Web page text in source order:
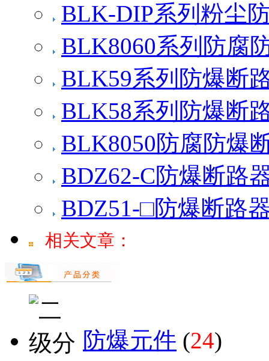
BLK-DIP系列粉尘
BLK8060系列防腐
BLK59系列防爆断
BLK58系列防爆断
BLK8050防腐防爆
BDZ62-C防爆断路
BDZ51-□防爆断路
相关文章：
防爆元件 (24)